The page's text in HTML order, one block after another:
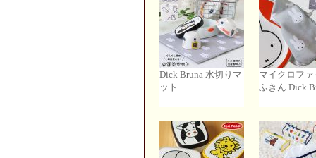
Dick Bruna 水切りマ
ット
マイクロフ
ふきん Dick